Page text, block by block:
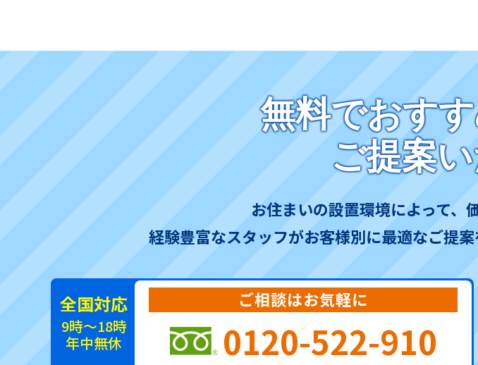
無料でおす
ご提案
お住まいの設置環境によって、
経験豊富なスタッフがお客様別に最適なご提
全国対応
9時～18時
年中無休
ご相談はお気軽に
0120-522-910